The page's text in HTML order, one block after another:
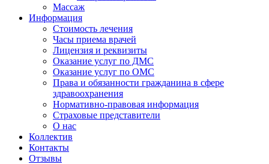
Массаж
Информация
Стоимость лечения
Часы приема врачей
Лицензия и реквизиты
Оказание услуг по ДМС
Оказание услуг по ОМС
Права и обязанности гражданина в сфере
здравоохранения
Нормативно-правовая информация
Страховые представители
О нас
Коллектив
Контакты
Отзывы